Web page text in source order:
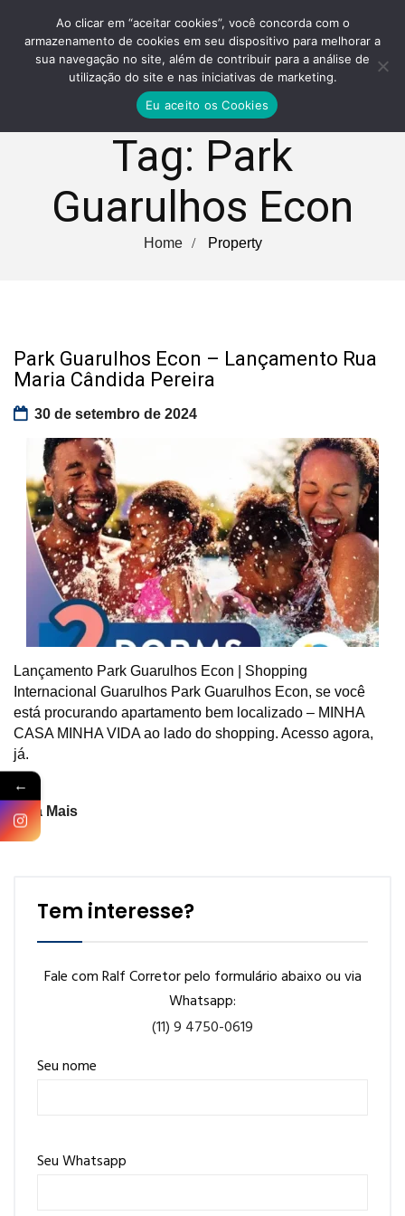
Tag: Park
Guarulhos Econ
Home Property
Park Guarulhos Econ – Lançamento Rua
Maria Cândida Pereira
30 de setembro de 2024
Lançamento Park Guarulhos Econ | Shopping
Internacional Guarulhos Park Guarulhos Econ, se você
está procurando apartamento bem localizado – MINHA
CASA MINHA VIDA ao lado do shopping. Acesso agora,
já.
Veja Mais
Tem interesse?
Fale com Ralf Corretor pelo formulário abaixo ou via
Whatsapp:
(11) 9 4750-0619
Seu nome
Seu Whatsapp
←
Ao clicar em “aceitar cookies”, você concorda com o
armazenamento de cookies em seu dispositivo para melhorar a
sua navegação no site, além de contribuir para a análise de
utilização do site e nas iniciativas de marketing.
Eu aceito os Cookies